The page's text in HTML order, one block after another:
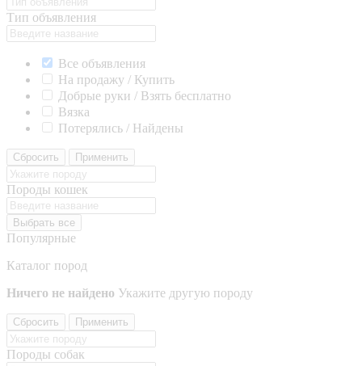
Тип объявления
Все объявления
На продажу / Купить
Добрые руки / Взять бесплатно
Вязка
Потерялись / Найдены
Сбросить Применить
Породы кошек
Выбрать все
Популярные
Каталог пород
Ничего не найдено Укажите другую породу
Сбросить Применить
Породы собак